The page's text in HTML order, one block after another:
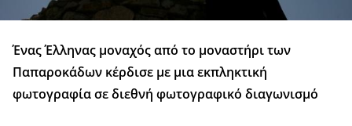
Ένας Έλληνας μοναχός από το μοναστήρι των
Παπαροκάδων κέρδισε με μια εκπληκτική
φωτογραφία σε διεθνή φωτογραφικό διαγωνισμό